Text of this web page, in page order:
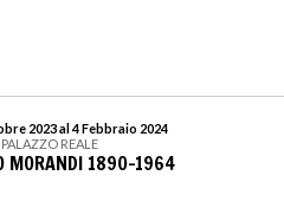
2023 al 4 Febbraio 2024
PALAZZO REALE
MORANDI 1890-1964